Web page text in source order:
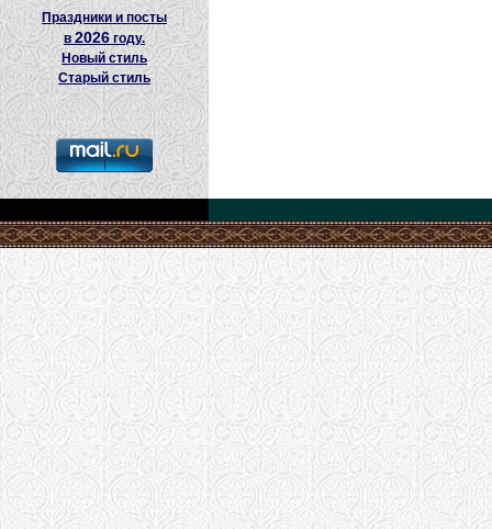
Праздники и посты
в2026 году.
Новый стиль
Старый стиль